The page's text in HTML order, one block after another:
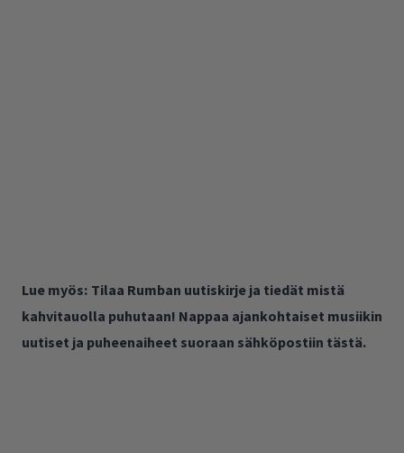
Lue myös: Tilaa Rumban uutiskirje ja tiedät mistä
kahvitauolla puhutaan! Nappaa ajankohtaiset musiikin
uutiset ja puheenaiheet suoraan sähköpostiin tästä.